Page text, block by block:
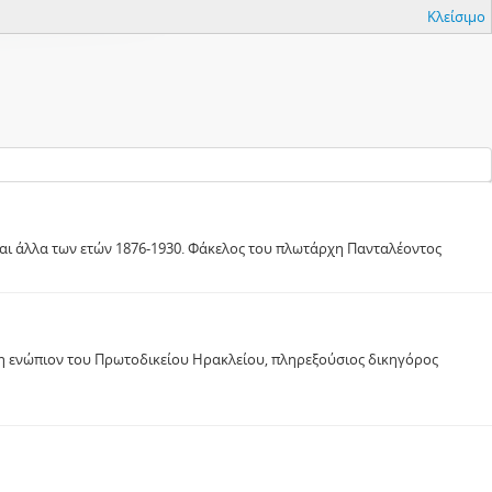
Κλείσιμο
άλλα των ετών 1876-1930. Φάκελος του πλωτάρχη Πανταλέοντος
του Πρωτοδικείου Ηρακλείου, πληρεξούσιος δικηγόρος